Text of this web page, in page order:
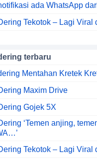
ada WhatsApp
Tekotok – Lagi Viral
terbaru
Mentahan Kretek
Maxim Drive
Gojek 5X
‘Temen anjing,
Tekotok – Lagi Viral